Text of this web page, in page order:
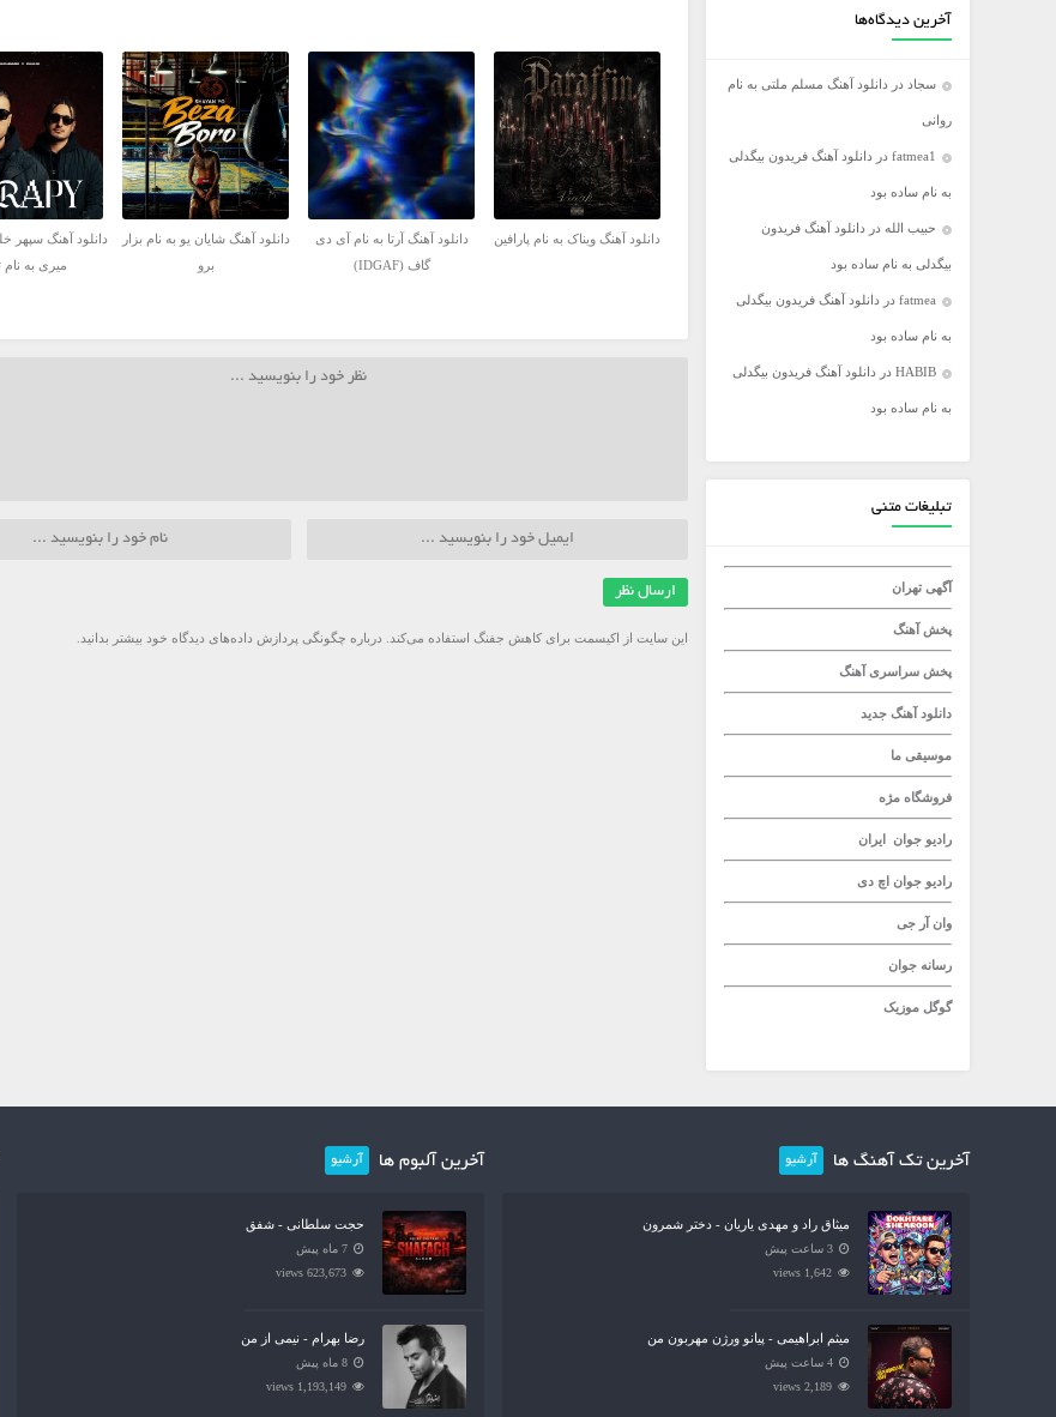
محسن ابراهیم زاده
محسن یگانه
محمد رضا گلزار
محمد علیزاده
مرتضی اشرفی
مرتضی سرمدی
مهدی جهانی
مهدی یغمایی
میثم ابراهیمی
میلاد راستاد
آخرین دیدگاه‌ها
سجاد در دانلود آهنگ مسلم ملتی به نام
روانی
fatmea1 در دانلود آهنگ فریدون بیگدلی
به نام ساده بود
حبیب الله در دانلود آهنگ فریدون
بیگدلی به نام ساده بود
fatmea در دانلود آهنگ فریدون بیگدلی
به نام ساده بود
HABIB در دانلود آهنگ فریدون بیگدلی
به نام ساده بود
تبلیغات متنی
آگهی تهران
پخش آهنگ
پخش سراسری آهنگ
دانلود آهنگ جدید
موسیقی ما
فروشگاه مژه
رادیو جوان ایران
رادیو جوان اچ دی
وان آر جی
رسانه جوان
گوگل موزیک
دانلود آهنگ ویناک به نام پارافین
دانلود آهنگ آرتا به نام آی دی
گاف (IDGAF)
دانلود آهنگ شایان یو به نام بزار
برو
دانلود آهنگ سپهر
میری به نام
این سایت از اکیسمت برای کاهش جفنگ استفاده می‌کند. درباره چگونگی پردازش داده‌های دیدگاه خود بیشتر بدانید.
آخرین تک آهنگ ها آرشیو
میثاق راد و مهدی یاریان - دختر شمرون
3 ساعت پیش
1,642 views
میثم ابراهیمی - پیانو ورژن مهربون من
4 ساعت پیش
2,189 views
آخرین آلبوم ها آرشیو
حجت سلطانی - شفق
7 ماه پیش
623,673 views
رضا بهرام - نیمی از من
8 ماه پیش
1,193,149 views